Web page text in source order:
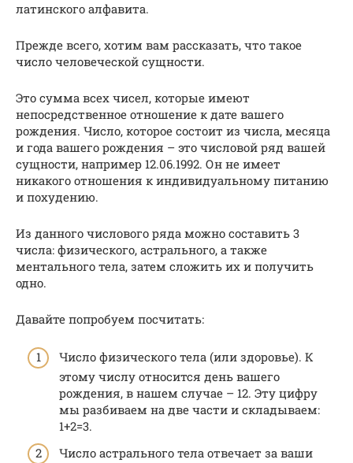
латинского алфавита.
Прежде всего, хотим вам рассказать, что такое
число человеческой сущности.
Это сумма всех чисел, которые имеют
непосредственное отношение к дате вашего
рождения. Число, которое состоит из числа, месяца
и года вашего рождения – это числовой ряд вашей
сущности, например 12.06.1992. Он не имеет
никакого отношения к индивидуальному питанию
и похудению.
Из данного числового ряда можно составить 3
числа: физического, астрального, а также
ментального тела, затем сложить их и получить
одно.
Давайте попробуем посчитать:
Число физического тела (или здоровье). К
этому числу относится день вашего
рождения, в нашем случае – 12. Эту цифру
мы разбиваем на две части и складываем:
1+2=3.
Число астрального тела отвечает за ваши